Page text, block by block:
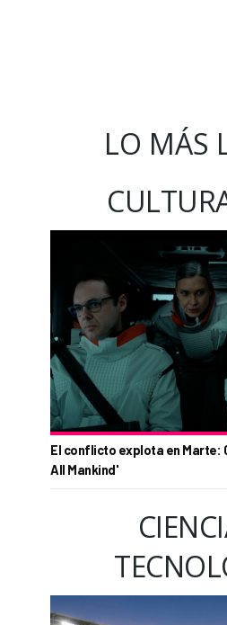
LO MÁS
El conflicto explota en Marte:
All Mankind'